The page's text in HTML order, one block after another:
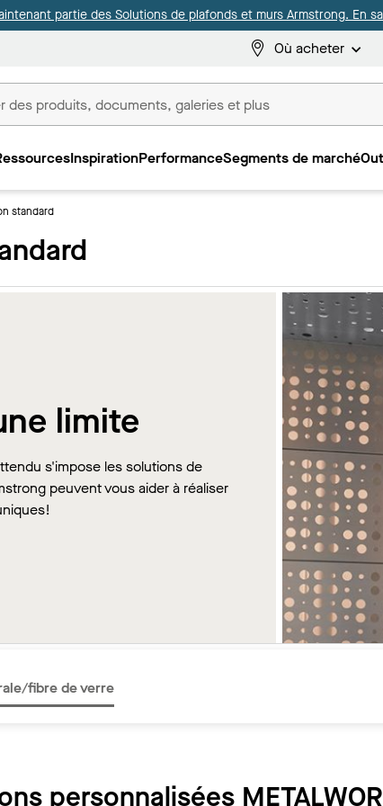
partie des Solutions de plafonds et murs Armstrong. En
Où acheter
InspirationPerformanceSegments de marché
standard
limite
s'impose les solutions de
peuvent vous aider à réaliser
fibre de verre
personnalisées